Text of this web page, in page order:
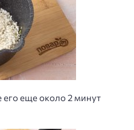
его еще около 2 минут